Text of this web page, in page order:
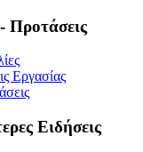
Προτάσεις
Εργασίας
Ειδήσεις